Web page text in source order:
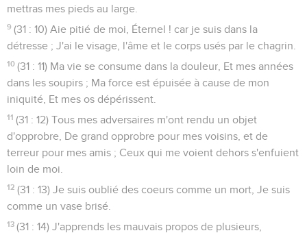
mettras mes pieds au large.
9 (31 : 10) Aie pitié de moi, Éternel ! car je suis dans la
détresse ; J'ai le visage, l'âme et le corps usés par le chagrin.
10 (31 : 11) Ma vie se consume dans la douleur, Et mes années
dans les soupirs ; Ma force est épuisée à cause de mon
iniquité, Et mes os dépérissent.
11 (31 : 12) Tous mes adversaires m'ont rendu un objet
d'opprobre, De grand opprobre pour mes voisins, et de
terreur pour mes amis ; Ceux qui me voient dehors s'enfuient
loin de moi.
12 (31 : 13) Je suis oublié des coeurs comme un mort, Je suis
comme un vase brisé.
13 (31 : 14) J'apprends les mauvais propos de plusieurs,